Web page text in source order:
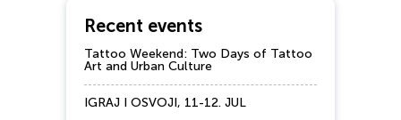
Recent events
Tattoo Weekend: Two Days of Tattoo
Art and Urban Culture
IGRAJ I OSVOJI, 11-12. JUL